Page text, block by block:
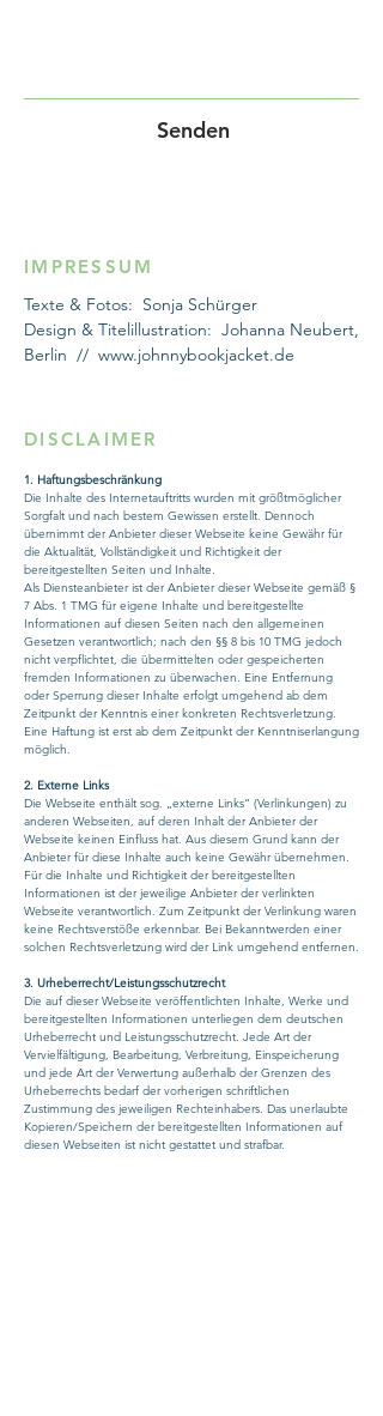
Senden
IMPRESSUM
Texte & Fotos: Sonja Schürger
Design & Titelillustration: Johanna Neubert,
Berlin // www.johnnybookjacket.de
DISCLAIMER
1. Haftungsbeschränkung
Die Inhalte des Internetauftritts wurden mit größtmöglicher
Sorgfalt und nach bestem Gewissen erstellt. Dennoch
übernimmt der Anbieter dieser Webseite keine Gewähr für
die Aktualität, Vollständigkeit und Richtigkeit der
bereitgestellten Seiten und Inhalte.
Als Diensteanbieter ist der Anbieter dieser Webseite gemäß §
7 Abs. 1 TMG für eigene Inhalte und bereitgestellte
Informationen auf diesen Seiten nach den allgemeinen
Gesetzen verantwortlich; nach den §§ 8 bis 10 TMG jedoch
nicht verpflichtet, die übermittelten oder gespeicherten
fremden Informationen zu überwachen. Eine Entfernung
oder Sperrung dieser Inhalte erfolgt umgehend ab dem
Zeitpunkt der Kenntnis einer konkreten Rechtsverletzung.
Eine Haftung ist erst ab dem Zeitpunkt der Kenntniserlangung
möglich.
2. Externe Links
Die Webseite enthält sog. „externe Links“ (Verlinkungen) zu
anderen Webseiten, auf deren Inhalt der Anbieter der
Webseite keinen Einfluss hat. Aus diesem Grund kann der
Anbieter für diese Inhalte auch keine Gewähr übernehmen.
Für die Inhalte und Richtigkeit der bereitgestellten
Informationen ist der jeweilige Anbieter der verlinkten
Webseite verantwortlich. Zum Zeitpunkt der Verlinkung waren
keine Rechtsverstöße erkennbar. Bei Bekanntwerden einer
solchen Rechtsverletzung wird der Link umgehend entfernen.
3. Urheberrecht/Leistungsschutzrecht
Die auf dieser Webseite veröffentlichten Inhalte, Werke und
bereitgestellten Informationen unterliegen dem deutschen
Urheberrecht und Leistungsschutzrecht. Jede Art der
Vervielfältigung, Bearbeitung, Verbreitung, Einspeicherung
und jede Art der Verwertung außerhalb der Grenzen des
Urheberrechts bedarf der vorherigen schriftlichen
Zustimmung des jeweiligen Rechteinhabers. Das unerlaubte
Kopieren/Speichern der bereitgestellten Informationen auf
diesen Webseiten ist nicht gestattet und strafbar.